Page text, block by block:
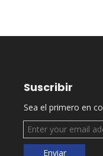
Suscribir
Sea el primero en
Enviar